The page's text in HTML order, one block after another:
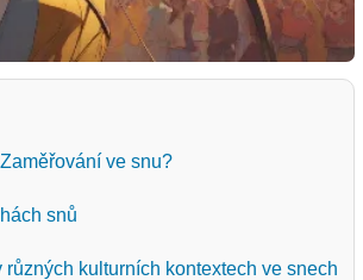
ve snu?
snů
různých kulturních kontextech ve snech